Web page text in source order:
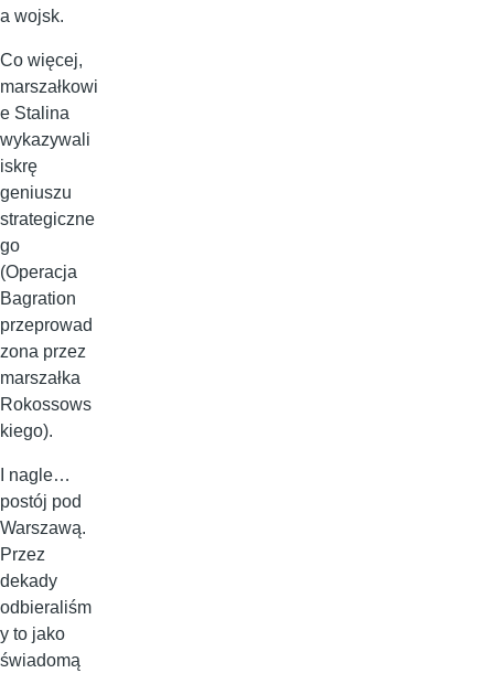
a wojsk.
Co więcej,
marszałkowi
e Stalina
wykazywali
iskrę
geniuszu
strategiczne
go
(Operacja
Bagration
przeprowad
zona przez
marszałka
Rokossows
kiego).
I nagle…
postój pod
Warszawą.
Przez
dekady
odbieraliśm
y to jako
świadomą